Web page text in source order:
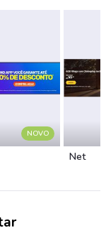
NOVO
Net